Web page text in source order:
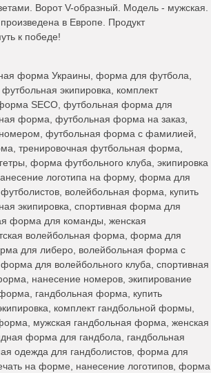
Ворот V-образный. Модель - мужская.
в Европе. Продукт
к победе!
форма Украины, форма для футбола,
экипировка, комплект
SECO, футбольная форма для
форма, футбольная форма на заказ,
футбольная форма с фамилией,
тренировочная футбольная форма,
форма футбольного клуба, экипировка
логотипа на форму, форма для
волейбольная форма, купить
экипировка, спортивная форма для
форма для команды, женская
волейбольная форма, форма для
для либеро, волейбольная форма с
для волейбольного клуба, спортивная
нанесение номеров, экипирование
гандбольная форма, купить
комплект гандбольной формы,
мужская гандбольная форма, женская
форма для гандбола, гандбольная
одежда для гандболистов, форма для
на форме, нанесение логотипов, форма